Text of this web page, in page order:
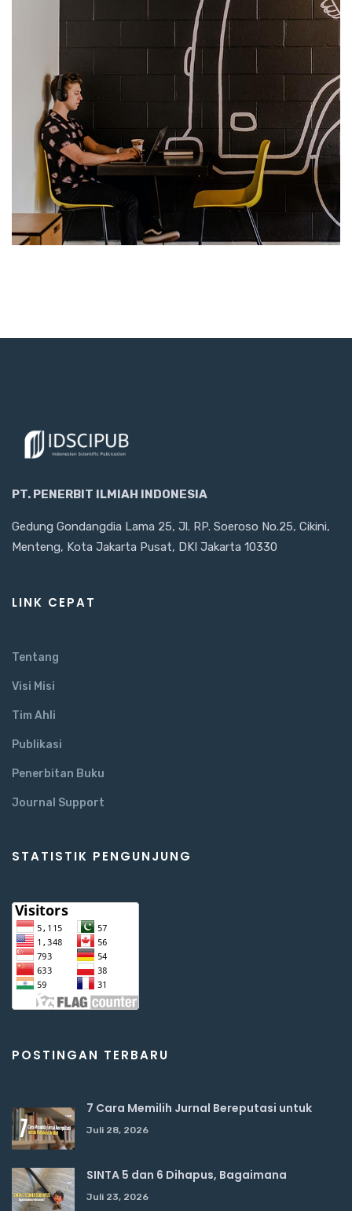
PT. PENERBIT ILMIAH INDONESIA
Gedung Gondangdia Lama 25, Jl. RP. Soeroso No.25, Cikini,
Menteng, Kota Jakarta Pusat, DKI Jakarta 10330
LINK CEPAT
Tentang
Visi Misi
Tim Ahli
Publikasi
Penerbitan Buku
Journal Support
STATISTIK PENGUNJUNG
POSTINGAN TERBARU
7 Cara Memilih Jurnal Bereputasi untuk
Juli 28, 2026
SINTA 5 dan 6 Dihapus, Bagaimana
Juli 23, 2026